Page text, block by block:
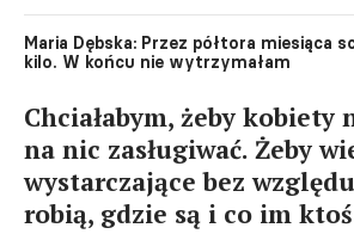
Maria Dębska: Przez półtora miesiąca
kilo. W końcu nie wytrzymałam
Chciałabym, żeby kobiety
na nic zasługiwać. Żeby
wystarczające bez
robią, gdzie są i co im